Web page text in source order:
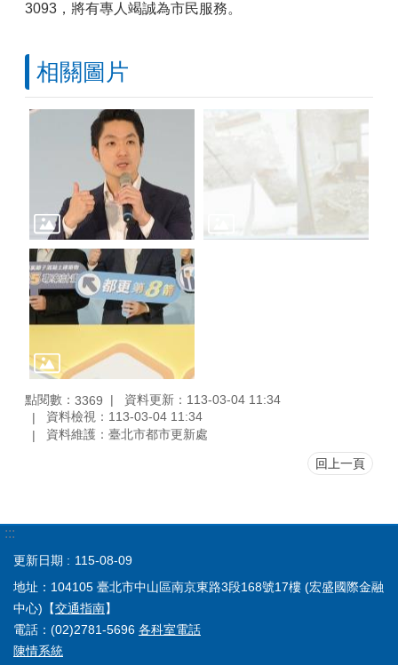
3093，將有專人竭誠為市民服務。
相關圖片
點閱數： 3369
資料更新：113-03-04 11:34
資料檢視：113-03-04 11:34
資料維護：臺北市都市更新處
回上一頁
:::
更新日期
115-08-09
地址：104105 臺北市中山區南京東路3段168號17樓 (宏盛國際金融
中心)【交通指南】
電話：(02)2781-5696 各科室電話
陳情系統